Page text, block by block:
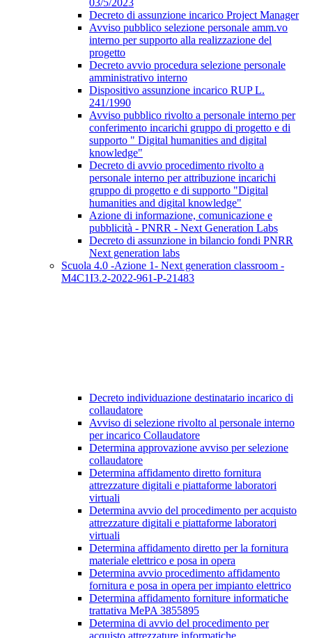
03/5/2023
Decreto di assunzione incarico Project Manager
Avviso pubblico selezione personale amm.vo
interno per supporto alla realizzazione del
progetto
Decreto avvio procedura selezione personale
amministrativo interno
Dispositivo assunzione incarico RUP L.
241/1990
Avviso pubblico rivolto a personale interno per
conferimento incarichi gruppo di progetto e di
supporto " Digital humanities and digital
knowledge"
Decreto di avvio procedimento rivolto a
personale interno per attribuzione incarichi
gruppo di progetto e di supporto "Digital
humanities and digital knowledge"
Azione di informazione, comunicazione e
pubblicità - PNRR - Next Generation Labs
Decreto di assunzione in bilancio fondi PNRR
Next generation labs
Scuola 4.0 -Azione 1- Next generation classroom -
M4C1I3.2-2022-961-P-21483
Decreto individuazione destinatario incarico di
collaudatore
Avviso di selezione rivolto al personale interno
per incarico Collaudatore
Determina approvazione avviso per selezione
collaudatore
Determina affidamento diretto fornitura
attrezzature digitali e piattaforme laboratori
virtuali
Determina avvio del procedimento per acquisto
attrezzature digitali e piattaforme laboratori
virtuali
Determina affidamento diretto per la fornitura
materiale elettrico e posa in opera
Determina avvio procedimento affidamento
fornitura e posa in opera per impianto elettrico
Determina affidamento forniture informatiche
trattativa MePA 3855895
Determina di avvio del procedimento per